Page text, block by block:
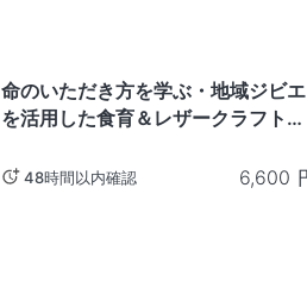
命のいただき方を学ぶ・地域ジビエ
を活用した食育＆レザークラフト体
48時間以内確認 6,600